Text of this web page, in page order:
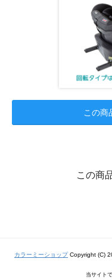
この商
この商
カラーミーショップCopyright (C)
当サイト